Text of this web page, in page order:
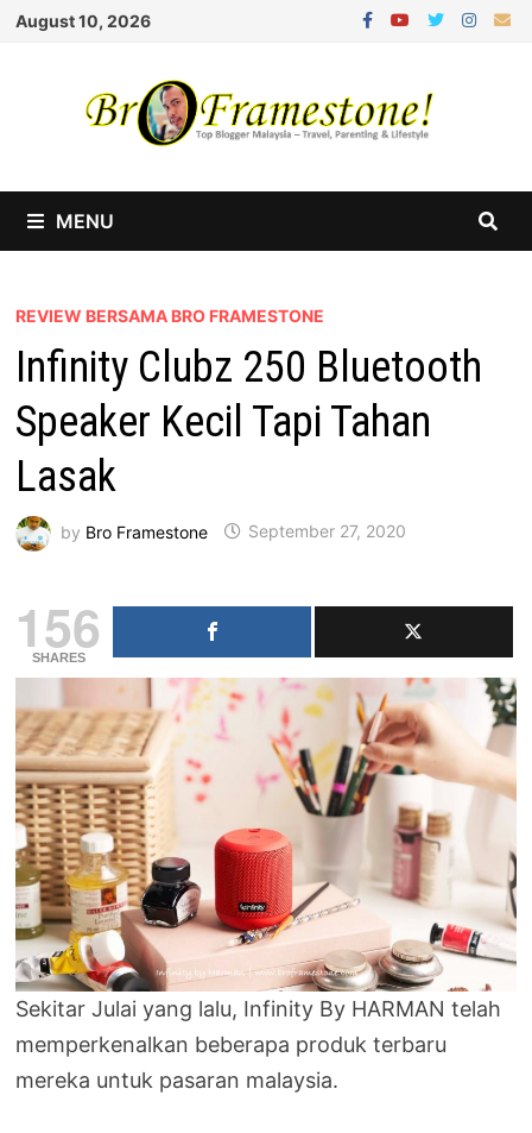
Skip
August 10, 2026
MENU
REVIEW BERSAMA BRO FRAMESTONE
Infinity Clubz 250 Bluetooth
Speaker Kecil Tapi Tahan
Lasak
by Bro Framestone September 27, 2020
156
SHARES
Sekitar Julai yang lalu, Infinity By HARMAN telah
memperkenalkan beberapa produk terbaru
mereka untuk pasaran malaysia.